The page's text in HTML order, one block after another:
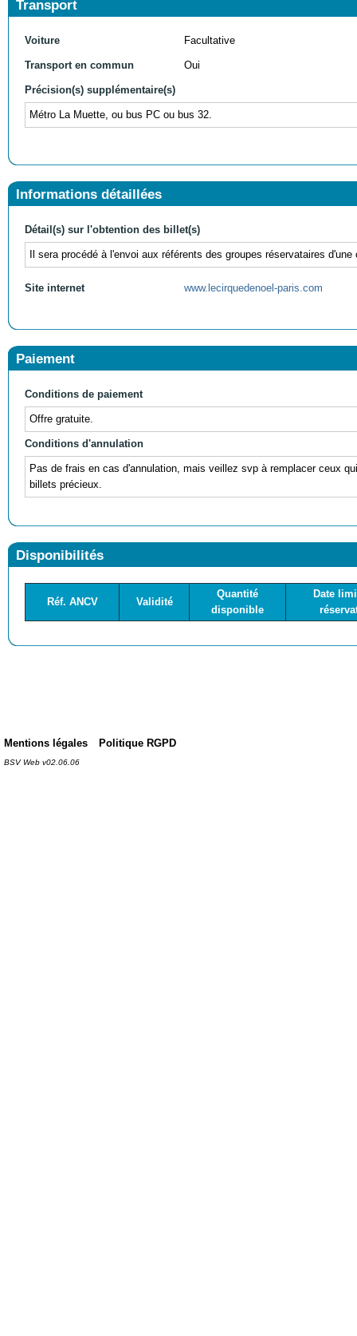
Transport
Voiture Facultative
Transport en commun Oui
Précision(s) supplémentaire(s)
Métro La Muette, ou bus PC ou bus 32.
Informations détaillées
Détail(s) sur l'obtention des billet(s)
Il sera procédé à l'envoi aux référents des groupes réservataires d'une
Site internet www.lecirquedenoel-paris.com
Paiement
Conditions de paiement
Offre gratuite.
Conditions d'annulation
Pas de frais en cas d'annulation, mais veillez svp à remplacer ceux
billets précieux.
Disponibilités
Réf. ANCV Validité
Quantité
disponible
Date
Mentions légales Politique RGPD
BSV Web v02.06.06